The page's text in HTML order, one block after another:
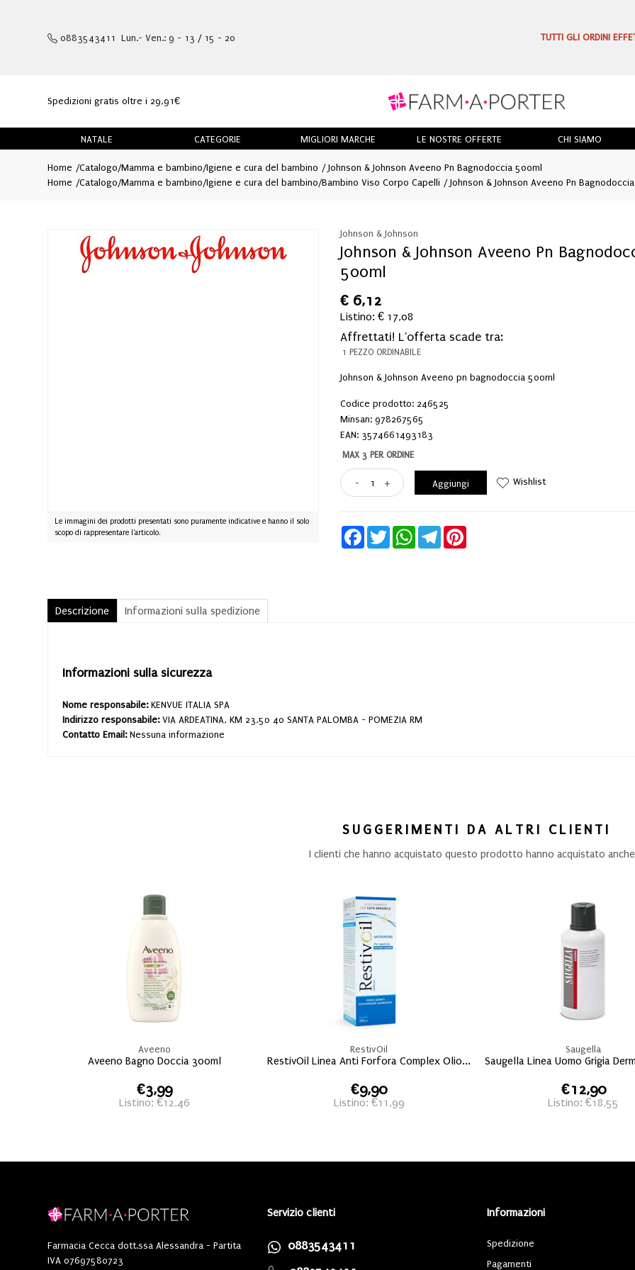
0883543411 Lun.- Ven.: 9 - 13 / 15 - 20 TUTTI GLI ORDINI
Spedizioni gratis oltre i 29,91€
NATALE CATEGORIE MIGLIORI MARCHE LE NOSTRE OFFERTE CHI SIAMO
Home Catalogo/Mamma e bambino/Igiene e cura del bambino
Johnson & Johnson Aveeno Pn Bagnodoccia 500ml
Home
Catalogo/Mamma e bambino/Igiene e cura del bambino/Bambino Viso Corpo Capelli Johnson & Johnson Aveeno Pn
Le immagini dei prodotti presentati sono puramente indicative e hanno il solo
scopo di rappresentare l'articolo.
Johnson & Johnson
Johnson & Johnson Aveeno Pn
500ml
€ 6,12
Listino: € 17,08
Affrettati! L'offerta scade tra:
1 PEZZO ORDINABILE
Johnson & Johnson Aveeno pn bagnodoccia 500ml
Codice prodotto: 246525
Minsan:978267565
EAN: 3574661493183
MAX 3 PER ORDINE
- + Aggiungi Wishlist
FacebookTwitter WhatsAppTelegram
Descrizione Informazioni sulla spedizione
Informazioni sulla sicurezza
Nome responsabile: KENVUE ITALIA SPA
Indirizzo responsabile: VIA ARDEATINA, KM 23,50 40 SANTA PALOMBA - POMEZIA RM
Contatto Email: Nessuna informazione
SUGGERIMENTI DA ALTRI CLIENTI
I clienti che hanno acquistato questo prodotto hanno acquistato
Aveeno
Aveeno Bagno Doccia 300ml
€3,99
Listino: €12,46
RestivOil
RestivOil Linea Anti Forfora Complex Olio...
€9,90
Listino: €11,99
Saugella
Saugella Linea Uomo Grigia
€12,90
Listino: €18,55
Farmacia Cecca dott.ssa Alessandra - Partita
IVA 07697580723
Servizio clienti
0883543411
Informazioni
Spedizione
Pagamenti